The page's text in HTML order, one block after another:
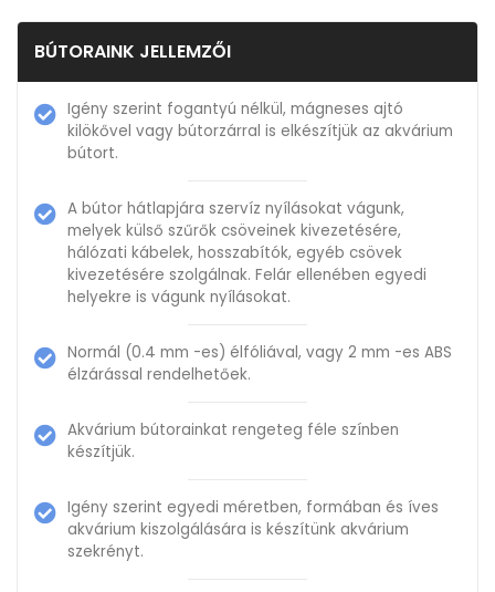
BÚTORAINK JELLEMZŐI
Igény szerint fogantyú nélkül, mágneses ajtó
kilökővel vagy bútorzárral is elkészítjük az akvárium
bútort.
A bútor hátlapjára szervíz nyílásokat vágunk,
melyek külső szűrők csöveinek kivezetésére,
hálózati kábelek, hosszabítók, egyéb csövek
kivezetésére szolgálnak. Felár ellenében egyedi
helyekre is vágunk nyílásokat.
Normál (0.4 mm -es) élfóliával, vagy 2 mm -es ABS
élzárással rendelhetőek.
Akvárium bútorainkat rengeteg féle színben
készítjük.
Igény szerint egyedi méretben, formában és íves
akvárium kiszolgálására is készítünk akvárium
szekrényt.